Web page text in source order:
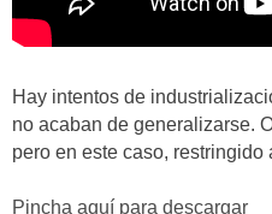
Hay intentos de
no acaban de generalizarse.
pero en este caso, restringido
Pincha aquí para descargar